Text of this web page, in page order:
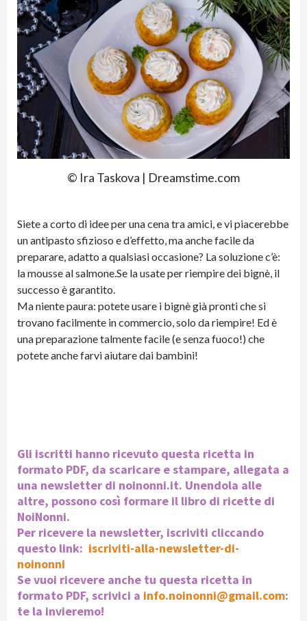
© Ira Taskova | Dreamstime.com
Siete a corto di idee per una cena tra amici, e vi piacerebbe
un antipasto sfizioso e d’effetto, ma anche facile da
preparare, adatto a qualsiasi occasione? La soluzione c’è:
la mousse al salmone.Se la usate per riempire dei bignè, il
successo è garantito.
Ma niente paura: potete usare i bignè già pronti che si
trovano facilmente in commercio, solo da riempire! Ed è
una preparazione talmente facile (e senza fuoco!) che
potete anche farvi aiutare dai bambini!
Gli iscritti hanno ricevuto questa ricetta in
formato PDF, da scaricare e stampare, allegata a
una newsletter di noinonni.it. Unendola alle
altre, possono così formare il libro di ricette di
NoiNonni.
Per ricevere la newsletter, iscriviti cliccando
questo link: iscriviti-alla-newsletter-di-
noinonni
Se vuoi ricevere anche tu questa ricetta in
formato PDF, scrivici a info.noinonni@gmail.com:
te la invieremo!